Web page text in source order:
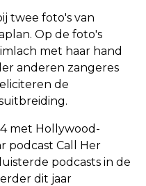
twee foto's van
Op de foto's
met haar hand
anderen zangeres
de
met Hollywood-
podcast Call Her
podcasts in de
dit jaar